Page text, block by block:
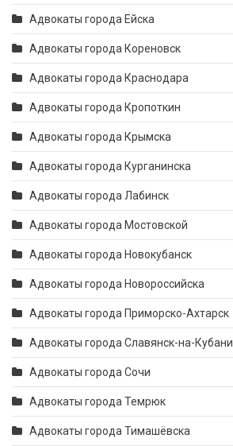
Адвокаты города Ейска
Адвокаты города Кореновск
Адвокаты города Краснодара
Адвокаты города Кропоткин
Адвокаты города Крымска
Адвокаты города Курганинска
Адвокаты города Лабинск
Адвокаты города Мостовской
Адвокаты города Новокубанск
Адвокаты города Новороссийска
Адвокаты города Приморско-Ахтарск
Адвокаты города Славянск-на-Кубани
Адвокаты города Сочи
Адвокаты города Темрюк
Адвокаты города Тимашёвска